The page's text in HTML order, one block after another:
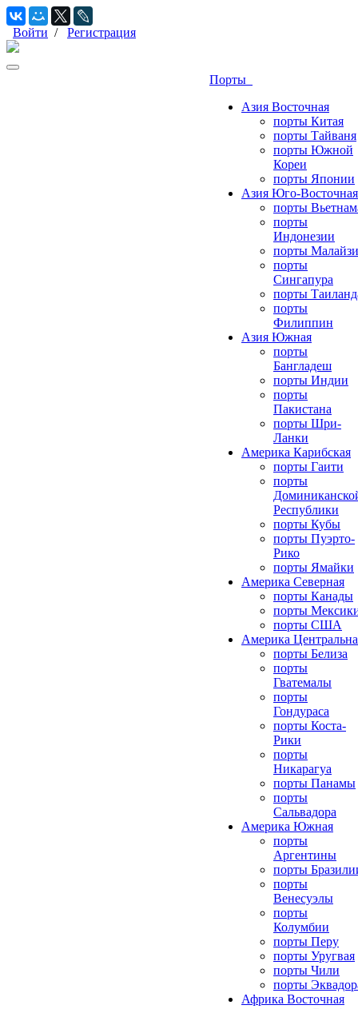
Войти / Регистрация
Порты
Азия Восточная
порты Китая
порты Тайваня
порты Южной
Кореи
порты Японии
Азия Юго-Восточная
порты
порты
Индонезии
порты
порты
Сингапура
порты
порты
Филиппин
Азия Южная
порты
Бангладеш
порты Индии
порты
Пакистана
порты Шри-
Ланки
Америка Карибская
порты Гаити
порты
Республики
порты Кубы
порты Пуэрто-
Рико
порты Ямайки
Америка Северная
порты Канады
порты
порты США
Америка
порты Белиза
порты
Гватемалы
порты
Гондураса
порты Коста-
Рики
порты
Никарагуа
порты Панамы
порты
Сальвадора
Америка Южная
порты
Аргентины
порты
порты
Венесуэлы
порты
Колумбии
порты Перу
порты Уругвая
порты Чили
порты
Африка Восточная